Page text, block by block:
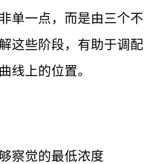
单一点，而是由三个不
这些阶段，有助于调配
线上的位置。
察觉的最低浓度